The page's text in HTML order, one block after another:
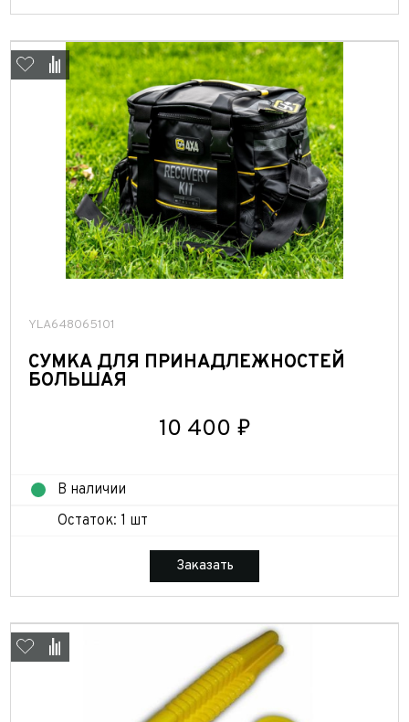
YLA648065101
СУМКА ДЛЯ ПРИНАДЛЕЖНОСТЕЙ
БОЛЬШАЯ
10 400 ₽
В наличии
Остаток: 1 шт
Заказать